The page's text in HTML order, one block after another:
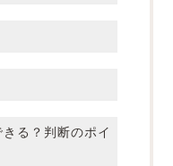
る？判断のポイ